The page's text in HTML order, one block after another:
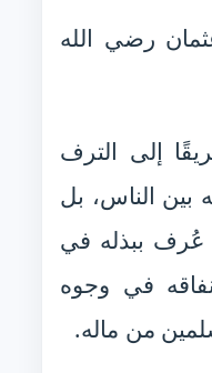
رضي الله
إلى الترف
بين الناس، بل
عُرف ببذله في
في وجوه
من ماله.